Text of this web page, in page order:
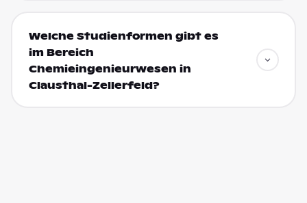
Welche Studienformen gibt es
im Bereich
Chemieingenieurwesen in
Clausthal-Zellerfeld?